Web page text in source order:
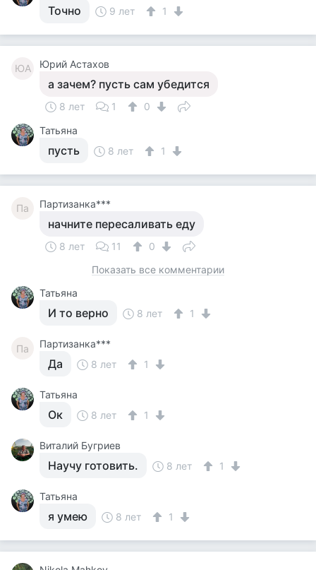
Точно 9 лет 1
ЮА Юрий Астахов
а зачем? пусть сам убедится
8 лет 1
0
Татьяна
пусть 8 лет 1
Па Партизанка***
начните пересаливать еду
8 лет 11
0
Показать все комментарии
Татьяна
И то верно 8 лет 1
Па Партизанка***
Да 8 лет 1
Татьяна
Ок 8 лет 1
Виталий Бугриев
Научу готовить. 8 лет 1
Татьяна
я умею 8 лет 1